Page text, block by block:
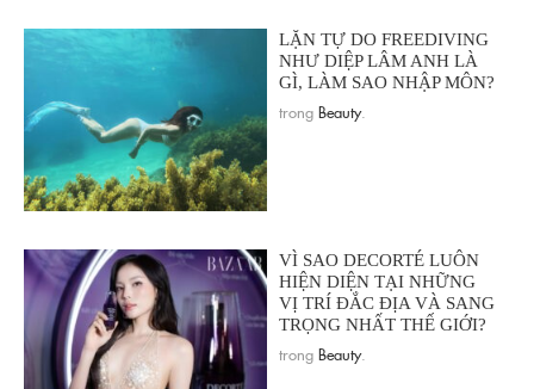
LẶN TỰ DO FREEDIVING
NHƯ DIỆP LÂM ANH LÀ
GÌ, LÀM SAO NHẬP MÔN?
trong Beauty.
VÌ SAO DECORTÉ LUÔN
HIỆN DIỆN TẠI NHỮNG
VỊ TRÍ ĐẮC ĐỊA VÀ SANG
TRỌNG NHẤT THẾ GIỚI?
trong Beauty.